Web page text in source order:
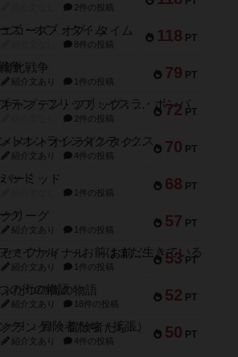
2件の投稿
118 PT
エコーズ・オブ・タイム
8件の投稿
79 PT
南北戦争
紹介文あり 1件の投稿
72 PT
キャプテン・フリップ：イスラ・ボンバ
2件の投稿
70 PT
メメントオンラインタクティクス
紹介文あり 4件の投稿
68 PT
パーミッド
1件の投稿
57 PT
クリーグ
紹介文あり 1件の投稿
53 PT
セミファイナル ～お前はまだ生きている～
紹介文あり 1件の投稿
52 PT
ふたつの街の物語
紹介文あり 18件の投稿
50 PT
クランク! ：冒険者たち（拡張）
紹介文あり 4件の投稿